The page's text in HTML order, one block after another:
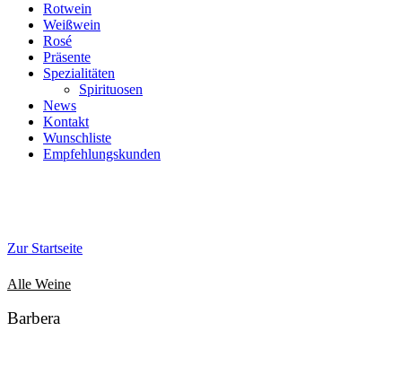
Rotwein
Weißwein
Rosé
Präsente
Spezialitäten
Spirituosen
News
Kontakt
Wunschliste
Empfehlungskunden
Zur Startseite
Alle Weine
Barbera